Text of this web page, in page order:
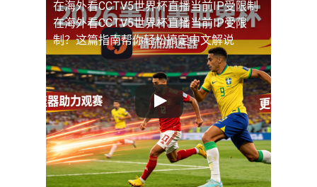
在海外看CCTV5世界杯直播当前IP受限制
在海外看CCTV5世界杯直播当前IP受限
制？这篇指南帮你轻松搞定中文解说